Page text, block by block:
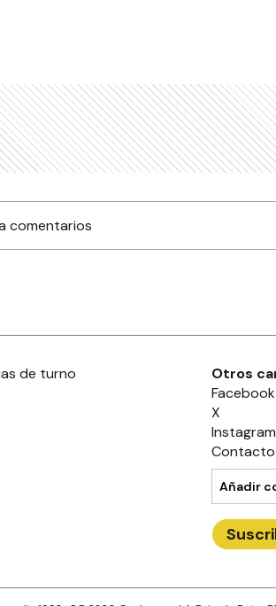
comentarios
de turno
Otros
Facebook
X
Instagram
Contacto
Añadir